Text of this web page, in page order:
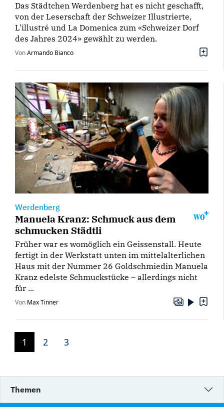
Das Städtchen Werdenberg hat es nicht geschafft,
von der Leserschaft der Schweizer Illustrierte,
L’illustré und La Domenica zum «Schweizer Dorf
des Jahres 2024» gewählt zu werden.
VonArmando Bianco
Werdenberg
Manuela Kranz: Schmuck aus dem
schmucken Städtli
Früher war es womöglich ein Geissenstall. Heute
fertigt in der Werkstatt unten im mittelalterlichen
Haus mit der Nummer 26 Goldschmiedin Manuela
Kranz edelste Schmuckstücke – allerdings nicht
für ...
Von Max Tinner
1 2 3
Themen